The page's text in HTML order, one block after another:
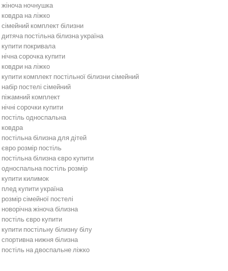
жіноча ночнушка
ковдра на ліжко
сімейний комплект білизни
дитяча постільна білизна україна
купити покривала
нічна сорочка купити
ковдри на ліжко
купити комплект постільної білизни сімейний
набір постелі сімейний
піжамний комплект
нічні сорочки купити
постіль односпальна
ковдра
постільна білизна для дітей
євро розмір постіль
постільна білизна євро купити
односпальна постіль розмір
купити килимок
плед купити україна
розмір сімейної постелі
новорічна жіноча білизна
постіль євро купити
купити постільну білизну білу
спортивна нижня білизна
постіль на двоспальне ліжко